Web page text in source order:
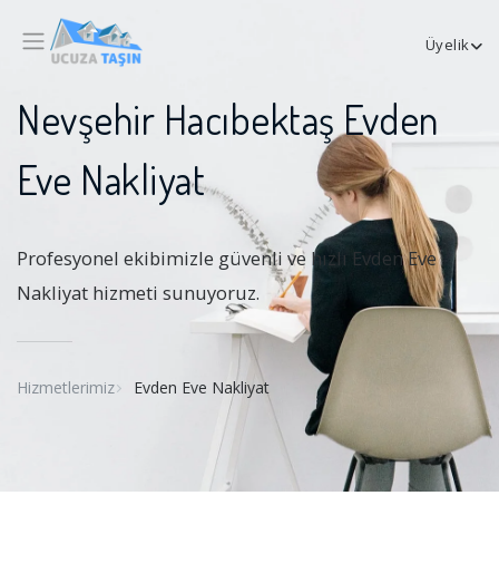
Üyelik
Nevşehir Hacıbektaş Evden
Eve Nakliyat
Profesyonel ekibimizle güvenli ve hızlı Evden Eve
Nakliyat hizmeti sunuyoruz.
Hizmetlerimiz Evden Eve Nakliyat